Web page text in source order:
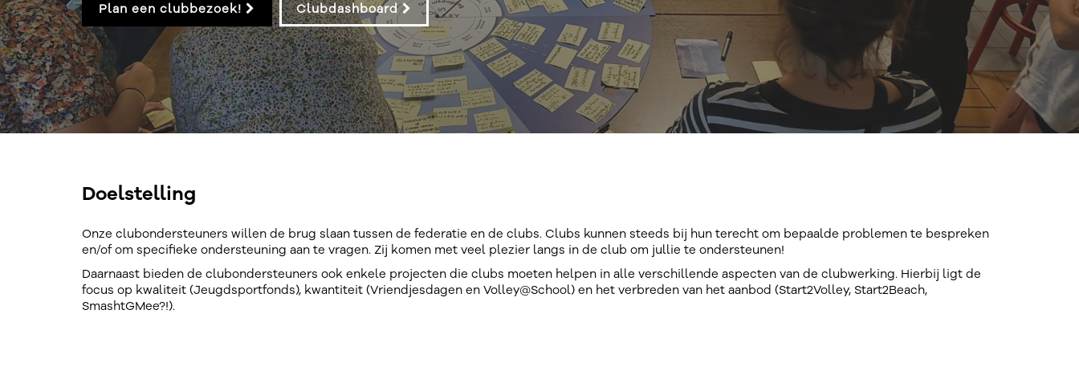
Plan een clubbezoek! Clubdashboard
Doelstelling
Onze clubondersteuners willen de brug slaan tussen de federatie en de clubs. Clubs kunnen steeds bij hun terecht om bepaalde problemen te bespreken
en/of om specifieke ondersteuning aan te vragen. Zij komen met veel plezier langs in de club om jullie te ondersteunen!
Daarnaast bieden de clubondersteuners ook enkele projecten die clubs moeten helpen in alle verschillende aspecten van de clubwerking. Hierbij ligt de
focus op kwaliteit (Jeugdsportfonds), kwantiteit (Vriendjesdagen en Volley@School) en het verbreden van het aanbod (Start2Volley, Start2Beach,
SmashtGMee?!).